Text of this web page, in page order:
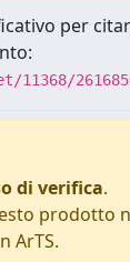
per
di verifica.
prodotto
ArTS.